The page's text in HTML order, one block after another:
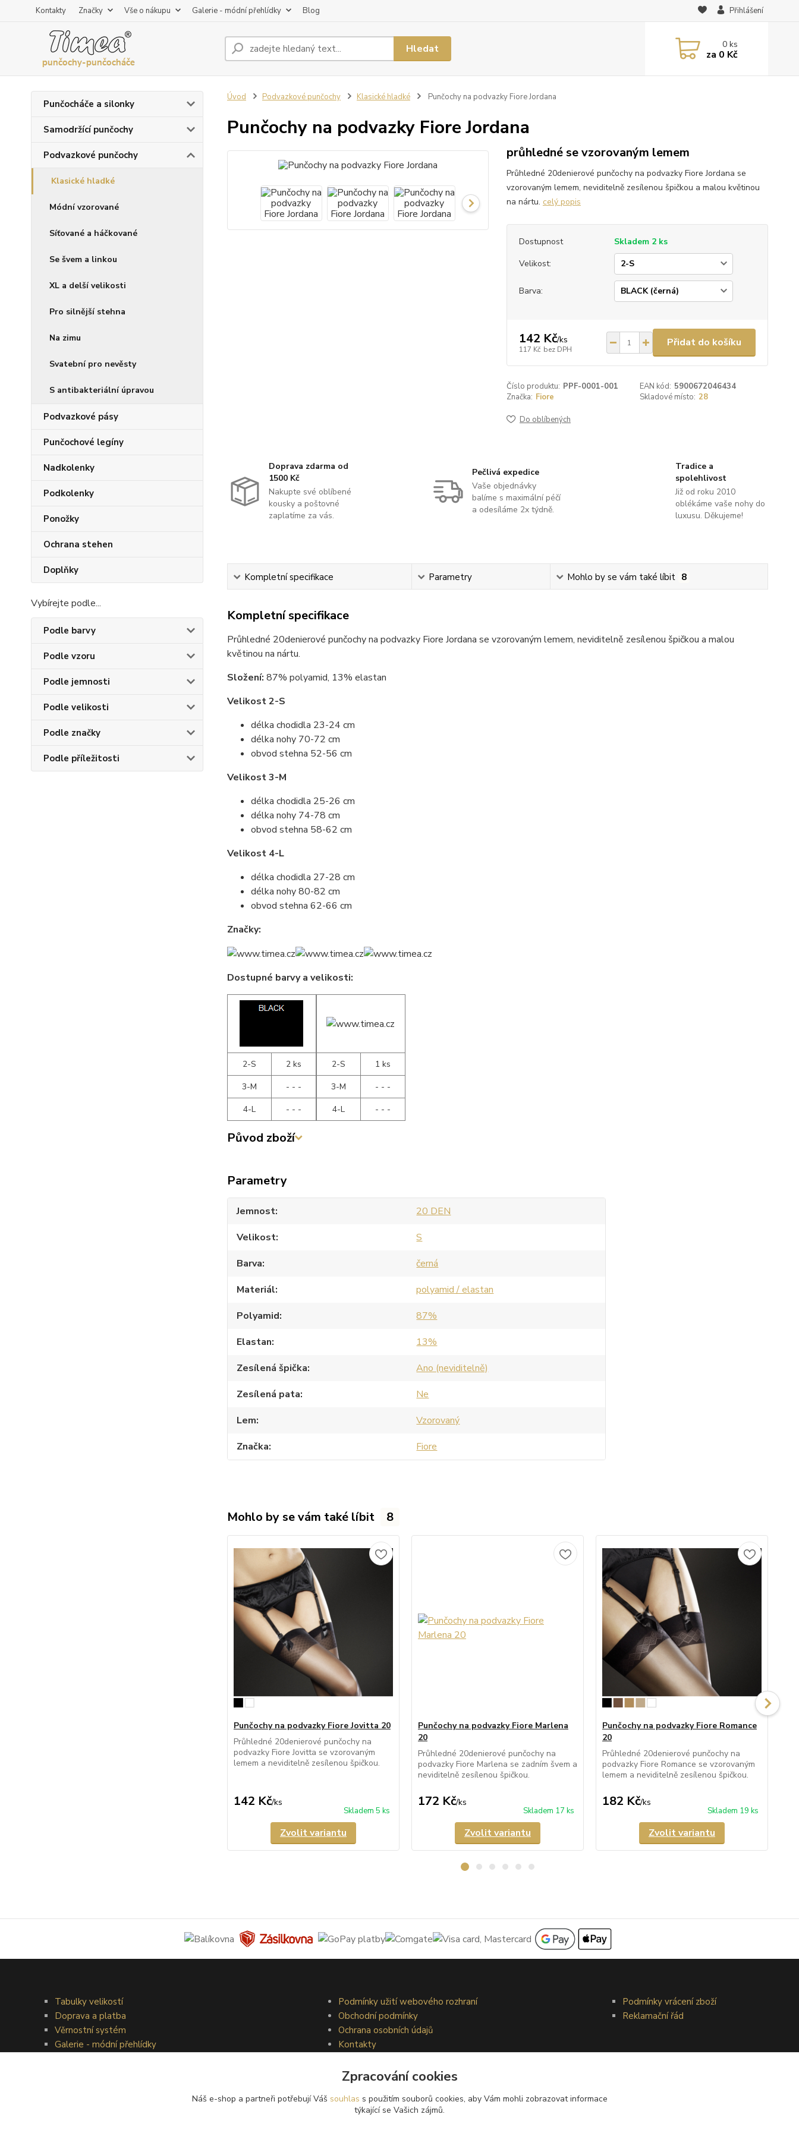
Kontakty Značky Vše o nákupu Galerie - módní přehlídky Blog Přihlášení
Hledat 0ks
za 0 Kč
Punčocháče a silonky
Samodržící punčochy
Podvazkové punčochy
Klasické hladké
Módní vzorované
Síťované a háčkované
Se švem a linkou
XL a delší velikosti
Pro silnější stehna
Na zimu
Svatební pro nevěsty
S antibakteriální úpravou
Podvazkové pásy
Punčochové legíny
Nadkolenky
Podkolenky
Ponožky
Ochrana stehen
Doplňky
Vybírejte podle...
Podle barvy
Podle vzoru
Podle jemnosti
Podle velikosti
Podle značky
Podle příležitosti
Úvod Podvazkové punčochy Klasické hladké Punčochy na podvazky Fiore Jordana
Punčochy na podvazky Fiore Jordana
průhledné se vzorovaným lemem
Průhledné 20denierové punčochy na podvazky Fiore Jordana se
vzorovaným lemem, neviditelně zesílenou špičkou a malou květinou
na nártu. celý popis
Dostupnost
Skladem 2 ks
Velikost:
Barva:
142 Kč/ks
117 Kč bez DPH
Přidat do košíku
Číslo produktu: PPF-0001-001 EAN kód: 5900672046434
Značka: Fiore Skladové místo: 28
Do oblíbených
Doprava zdarma od
1500 Kč
Nakupte své oblíbené
kousky a poštovné
zaplatíme za vás.
Pečlivá expedice
Vaše objednávky
balíme s maximální péčí
a odesíláme 2x týdně.
Tradice a
spolehlivost
Již od roku 2010
oblékáme vaše nohy do
luxusu. Děkujeme!
Kompletní specifikace Parametry Mohlo by se vám také líbit 8
Kompletní specifikace
Průhledné 20denierové punčochy na podvazky Fiore Jordana se vzorovaným lemem, neviditelně zesílenou špičkou a malou
květinou na nártu.
Složení: 87% polyamid, 13% elastan
Velikost 2-S
délka chodidla 23-24 cm
délka nohy 70-72 cm
obvod stehna 52-56 cm
Velikost 3-M
délka chodidla 25-26 cm
délka nohy 74-78 cm
obvod stehna 58-62 cm
Velikost 4-L
délka chodidla 27-28 cm
délka nohy 80-82 cm
obvod stehna 62-66 cm
Značky:
Dostupné barvy a velikosti:
2-S
2 ks
3-M
- - -
4-L
- - -
2-S
1 ks
3-M
- - -
4-L
- - -
Původ zboží
Parametry
Jemnost
20 DEN
Velikost
S
Barva
černá
Materiál
polyamid / elastan
Polyamid
87%
Elastan
13%
Zesílená špička
Ano (neviditelně)
Zesílená pata
Ne
Lem
Vzorovaný
Značka
Fiore
Mohlo by se vám také líbit 8
Punčochy na podvazky Fiore Jovitta 20
Průhledné 20denierové punčochy na
podvazky Fiore Jovitta se vzorovaným
lemem a neviditelně zesílenou špičkou.
142 Kč/ks
Skladem 5 ks
Zvolit variantu
Punčochy na podvazky Fiore Marlena
20
Průhledné 20denierové punčochy na
podvazky Fiore Marlena se zadním švem a
neviditelně zesílenou špičkou.
172 Kč/ks
Skladem 17 ks
Zvolit variantu
Punčochy na podvazky Fiore Romance
20
Průhledné 20denierové punčochy na
podvazky Fiore Romance se vzorovaným
lemem a neviditelně zesílenou špičkou.
182 Kč/ks
Skladem 19 ks
Zvolit variantu
Tabulky velikostí
Doprava a platba
Věrnostní systém
Galerie - módní přehlídky
Podmínky užití webového rozhraní
Obchodní podmínky
Ochrana osobních údajů
Kontakty
Podmínky vrácení zboží
Reklamační řád
Zpracování cookies
Náš e-shop a partneři potřebují Váš souhlas s použitím souborů cookies, aby Vám mohli zobrazovat informace
týkající se Vašich zájmů.